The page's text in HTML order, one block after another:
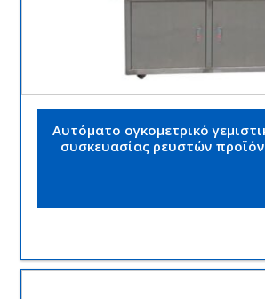
Αυτόματο ογκομετρικό
συσκευασίας ρευστών